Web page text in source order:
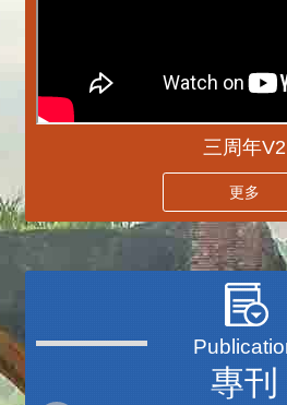
三周年V2
更多
專刊